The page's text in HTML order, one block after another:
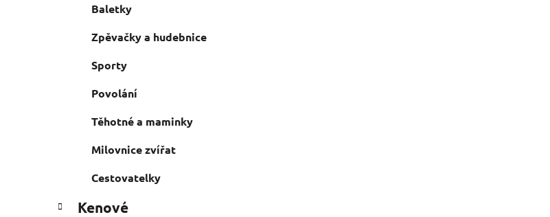
Baletky
Zpěvačky a hudebnice
Sporty
Povolání
Těhotné a maminky
Milovnice zvířat
Cestovatelky
Kenové